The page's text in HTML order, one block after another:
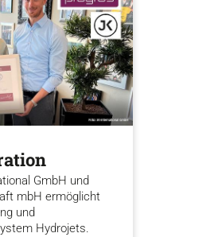
GmbH und
mbH ermöglicht
und
Hydrojets.